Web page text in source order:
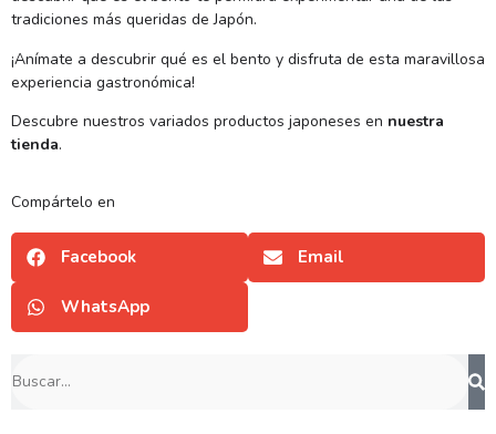
tradiciones más queridas de Japón.
¡Anímate a descubrir qué es el bento y disfruta de esta maravillosa
experiencia gastronómica!
Descubre nuestros variados productos japoneses en nuestra
tienda.
Compártelo en
Facebook Email
WhatsApp